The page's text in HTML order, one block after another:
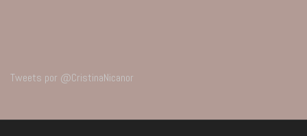
Tweets por @CristinaNicanor